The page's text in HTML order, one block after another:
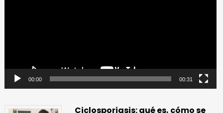
00:00 00:31
Ciclosporiasis: qué es, cómo se